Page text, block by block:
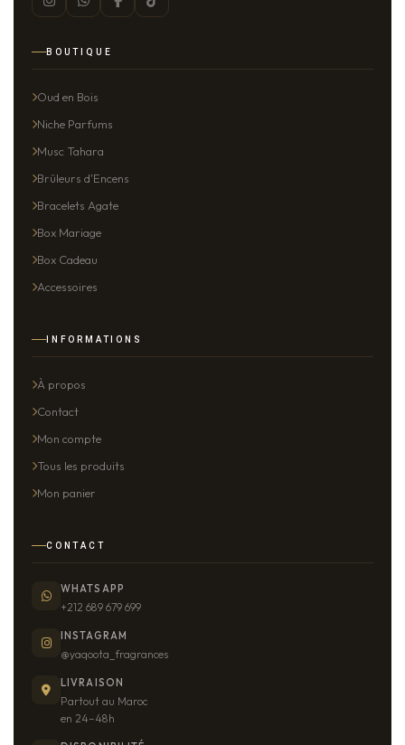
BOUTIQUE
Oud en Bois
Niche Parfums
Musc Tahara
Brûleurs d'Encens
Bracelets Agate
Box Mariage
Box Cadeau
Accessoires
INFORMATIONS
À propos
Contact
Mon compte
Tous les produits
Mon panier
CONTACT
WHATSAPP
+212 689 679 699
INSTAGRAM
@yaqoota_fragrances
LIVRAISON
Partout au Maroc
en 24–48h